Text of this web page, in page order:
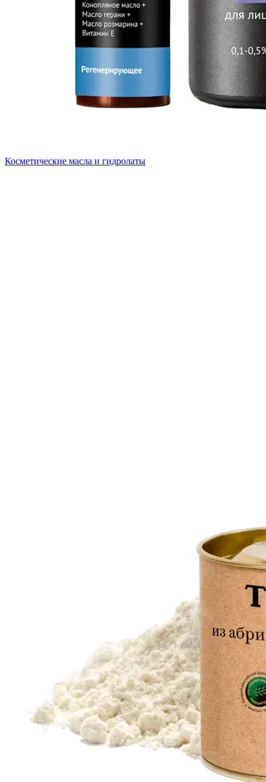
Косметические масла и гидролаты